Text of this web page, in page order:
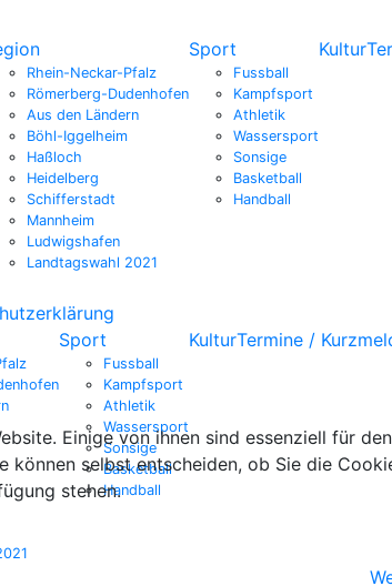
Rhein-Neckar-Pfalz
Römerberg-Dudenhofen
Aus den Ländern
Böhl-Iggelheim
Haßloch
Heidelberg
Schifferstadt
Mannheim
Ludwigshafen
Landtagswahl 2021
Sport
Fussball
Kampfsport
Athletik
Wassersport
Sonsige
Basketball
Handball
Kultur
Sport
Fussball
Kampfsport
Athletik
Wassersport
Sonsige
Basketball
Handball
KulturTermine /
Einige von ihnen sind essenziell für
können selbst entscheiden, ob Sie die
stehen.